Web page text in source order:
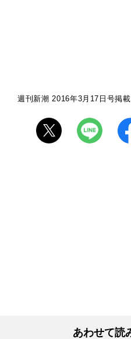
週刊新潮 2016年3月17日号掲載
あわせて読